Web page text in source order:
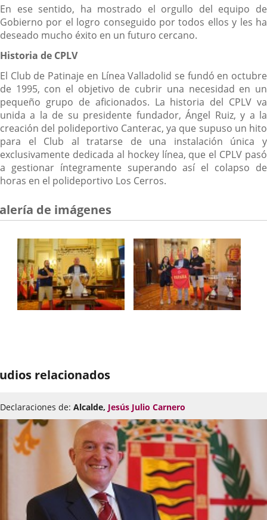
En ese sentido, ha mostrado el orgullo del equipo de
Gobierno por el logro conseguido por todos ellos y les ha
deseado mucho éxito en un futuro cercano.
Historia de CPLV
El Club de Patinaje en Línea Valladolid se fundó en octubre
de 1995, con el objetivo de cubrir una necesidad en un
pequeño grupo de aficionados. La historia del CPLV va
unida a la de su presidente fundador, Ángel Ruiz, y a la
creación del polideportivo Canterac, ya que supuso un hito
para el Club al tratarse de una instalación única y
exclusivamente dedicada al hockey línea, que el CPLV pasó
a gestionar íntegramente superando así el colapso de
horas en el polideportivo Los Cerros.
de imágenes
relacionados
Declaraciones de: Alcalde, Jesús Julio Carnero